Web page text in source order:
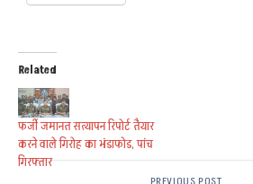
Related
फर्जी जमानत सत्यापन रिपोर्ट तैयार
करने वाले गिरोह का भंडाफोड, पांच
गिरफ्तार